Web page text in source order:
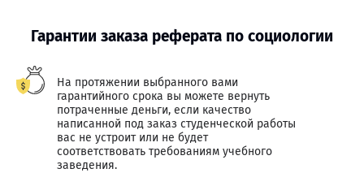
Гарантии заказа реферата по социологии
На протяжении выбранного вами
гарантийного срока вы можете вернуть
потраченные деньги, если качество
написанной под заказ студенческой работы
вас не устроит или не будет
соответствовать требованиям учебного
заведения.